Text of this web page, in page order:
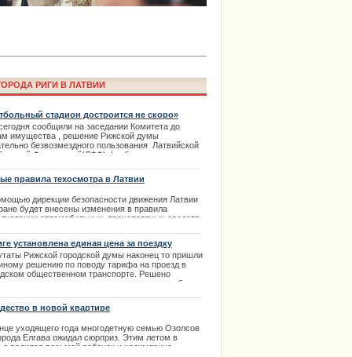
Rendezvous Jūrmala будет
в Риге с автошколой
РИГИ В ЛАТВИИ
стадион достроится не скоро»
сообщили на заседании Комитета до
имущества , решение Рижской думы
безвозмездного пользования Латвийской
Федерацией(ЛФФ) футбольного стадиона
правила техосмотра в Латвии
дирекции безопасности движения Латвии
будет внесены изменения в правила
автомобильных транспортных средств.
в Латвии выходят на дороги практически
состоянии.
установлена единая цена за поездку
Рижской городской думы наконец то пришли
решению по поводу тарифа на проезд в
общественном транспорте. Решено
единую цену за одну поездку для любых
где задекларирован пассажир.
в новой квартире
уходящего года многодетную семью Озолсов
Елгава ожидал сюрприз. Этим летом в
родился восьмой ребенок и неожиданно